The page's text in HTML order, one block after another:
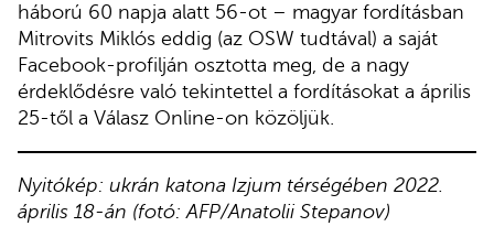
háború 60 napja alatt 56-ot – magyar fordításban
Mitrovits Miklós eddig (az OSW tudtával) a saját
Facebook-profilján osztotta meg, de a nagy
érdeklődésre való tekintettel a fordításokat a április
25-től a Válasz Online-on közöljük.
Nyitókép: ukrán katona Izjum térségében 2022.
április 18-án (fotó: AFP/Anatolii Stepanov)